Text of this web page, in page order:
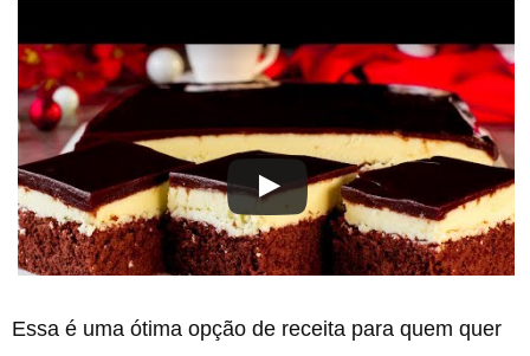
Essa é uma ótima opção de receita para quem quer